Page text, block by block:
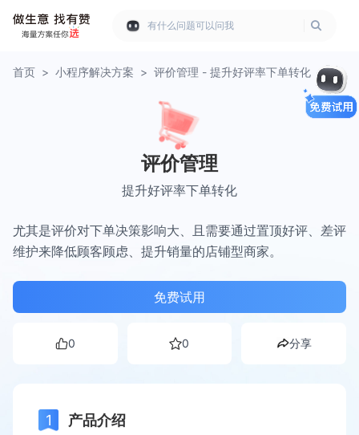
有什么问题可以问我
首页 > 小程序解决方案 > 评价管理 - 提升好评率下单转化
评价管理
提升好评率下单转化
尤其是评价对下单决策影响大、且需要通过置顶好评、差评
维护来降低顾客顾虑、提升销量的店铺型商家。
免费试用
0 0 分享
产品介绍